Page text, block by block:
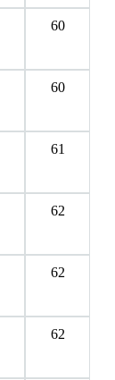
60
60
61
62
62
62